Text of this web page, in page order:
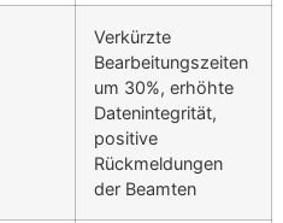
Verkürzte
Bearbeitungszeiten
um 30%, erhöhte
Datenintegrität,
positive
Rückmeldungen
der Beamten